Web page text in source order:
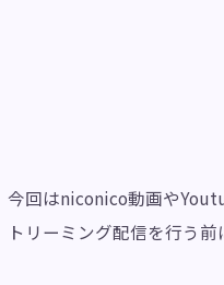
今回はniconico動画や
トリーミング配信を行う